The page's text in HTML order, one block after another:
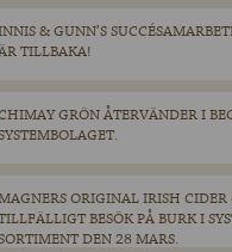
& GUNN’S
TILLBAKA!
GRÖN ÅTERVÄNDER I
ORIGINAL IRISH CIDER
BESÖK PÅ BURK I
DEN 28 MARS.